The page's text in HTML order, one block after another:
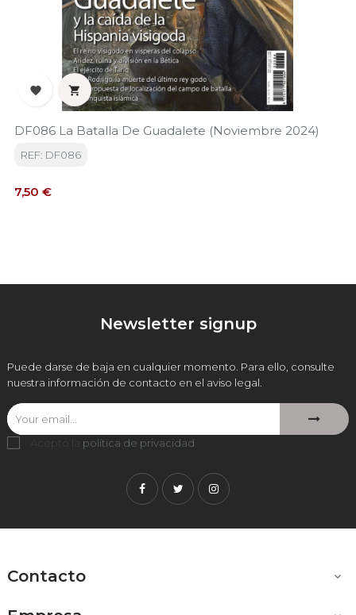
 
DF086 La Batalla De Guadalete (Noviembre 2024)
REF: DF086
Precio
7,50 €
Newsletter signup
Puede darse de baja en cualquier momento. Para ello, consulte
nuestra información de contacto en el aviso legal.
Acepto la política de privacidad
FacebookTwitterInstagram
Contacto 